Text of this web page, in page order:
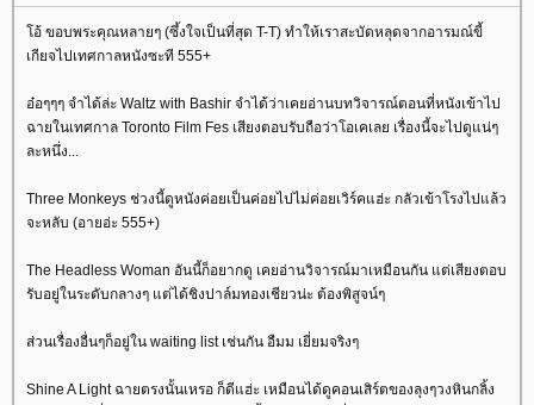
อ้ ขอบพระคุณหลายๆ (ซึ้งใจเป็นที่สุด T-T) ทำให้เราสะบัดหลุดจากอารมณ์ขี้
เกียจไปเทศกาลหนังซะที 555+
อ๋อๆๆๆ จำได้ล่ะ Waltz with Bashir จำได้ว่าเคยอ่านบทวิจารณ์ตอนที่หนังเข้าไป
ฉายในเทศกาล Toronto Film Fes เสียงตอบรับถือว่าโอเคเลย เรื่องนี้จะไปดูแน่ๆ
ละหนึ่ง...
Three Monkeys ช่วงนี้ดูหนังค่อยเป็นค่อยไปไม่ค่อยเวิร์คแฮ่ะ กลัวเข้าโรงไปแล้ว
จะหลับ (อายอ่ะ 555+)
The Headless Woman อันนี้ก็อยากดู เคยอ่านวิจารณ์มาเหมือนกัน แต่เสียงตอบ
รับอยู่ในระดับกลางๆ แต่ได้ชิงปาล์มทองเชียวน่ะ ต้องพิสูจน์ๆ
ส่วนเรื่องอื่นๆก็อยู่ใน waiting list เช่นกัน อืมม เยี่ยมจริงๆ
Shine A Light ฉายตรงนั้นเหรอ ก็ดีแฮ่ะ เหมือนได้ดูคอนเสิร์ตของลุงๆวงหินกลิ้ง